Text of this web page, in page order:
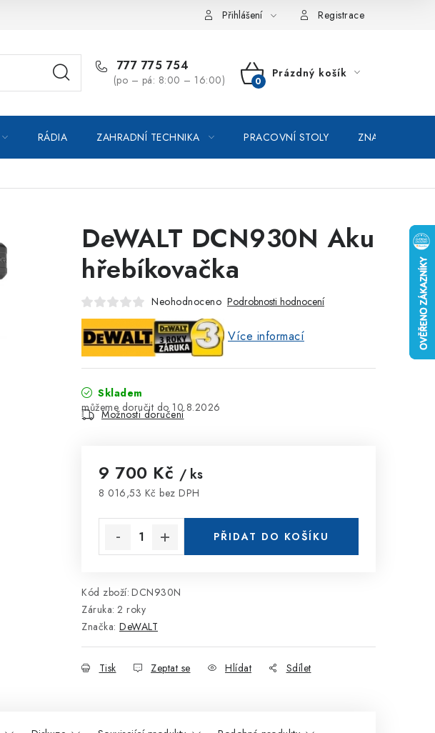
Moje objednávka / odstoupení od smlouvy Online platby Comgate
Přihlášení Registrace
777 775 754
(po – pá: 8:00 – 16:00)
NÁKUPNÍ
Prázdný košík
RÁDIA ZAHRADNÍ TECHNIKA PRACOVNÍ STOLY ZNAČKOVACÍ
DeWALT DCN930N Aku
hřebíkovačka
Neohodnoceno Podrobnosti hodnocení
Více informací
Skladem
10.8.2026
Možnosti doručení
9 700 Kč / ks
8 016,53 Kč bez DPH
PŘIDAT DO KOŠÍKU
Kód zboží: DCN930N
Záruka: 2 roky
Značka: DeWALT
Tisk Zeptat se Hlídat Sdílet